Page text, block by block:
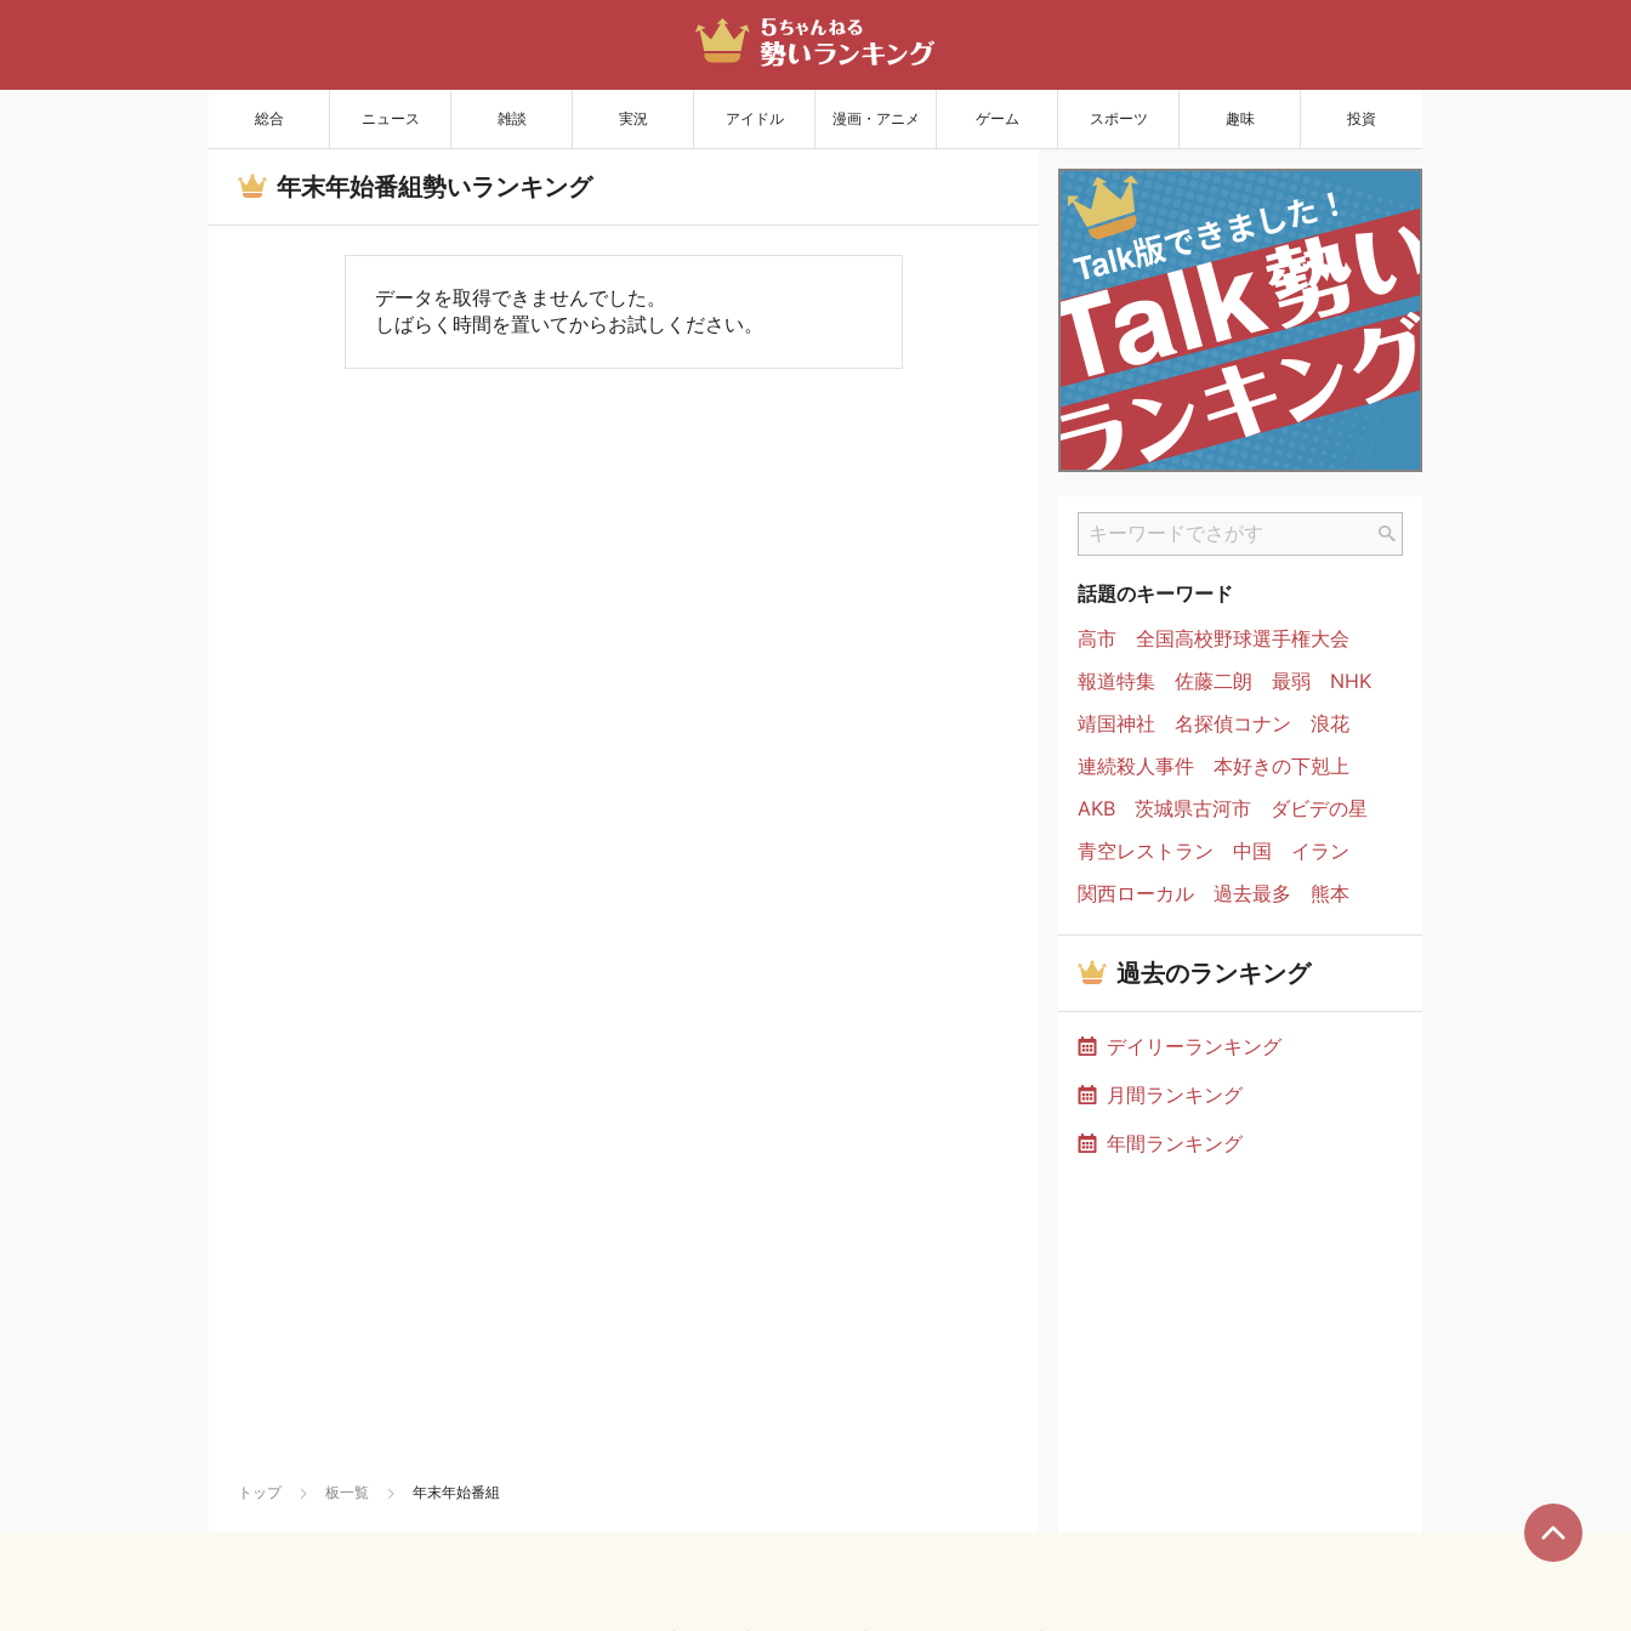
総合 ニュース 雑談 実況 アイドル 漫画・アニメ ゲーム スポーツ 趣味 投資
年末年始番組勢いランキング
データを取得できませんでした。
しばらく時間を置いてからお試しください。
話題のキーワード
高市
全国高校野球選手権大会
報道特集
佐藤二朗 最弱
NHK
靖国神社
名探偵コナン
浪花
連続殺人事件
本好きの下剋上
AKB
茨城県古河市
ダビデの星
青空レストラン
中国
イラン
関西ローカル
過去最多 熊本
過去のランキング
デイリーランキング
月間ランキング
年間ランキング
トップ 板一覧 年末年始番組